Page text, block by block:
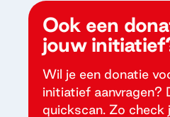
Ook een
jouw
Wil je een donatie
initiatief aanvragen?
quickscan. Zo check